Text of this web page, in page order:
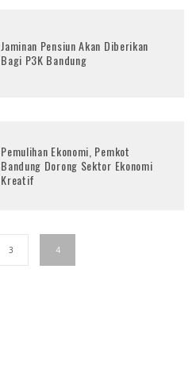
Jaminan Pensiun Akan Diberikan
Bagi P3K Bandung
Pemulihan Ekonomi, Pemkot
Bandung Dorong Sektor Ekonomi
Kreatif
3 4